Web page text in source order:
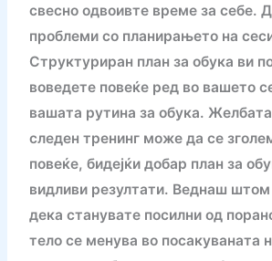
свесно одвоивте време за себе.
проблеми со планирањето на
Структуриран план за обука ви
воведете повеќе ред во вашето
вашата рутина за обука.
следен тренинг може да се
повеќе, бидејќи добар план за
видливи резултати. Веднаш
дека станувате посилни од
тело се менува во посакуваната